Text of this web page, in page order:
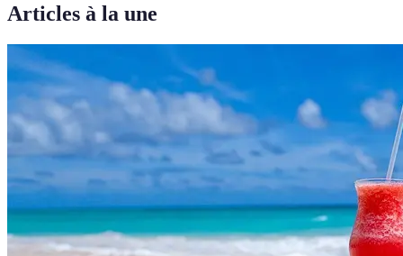
Articles à la une